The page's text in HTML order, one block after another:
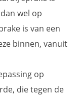
wel op
is van een
binnen, vanuit
op
die tegen de